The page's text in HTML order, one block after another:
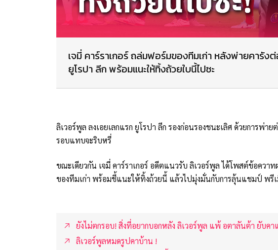
เจมี่ คาร์ราเกอร์ ถล่มฟอร์มของทีมเก่า หลังพ่ายคารั
ยูโรปา ลีก พร้อมแนะให้ทิ้งถ้วยใบนี้ไปซะ
ลิเวอร์พูล ลงเอยเลกแรก ยูโรปา ลีก รองก่อนรองชนะเลิศ ด้วยการพ่า
รอบแทบจะริบหรี่
ขณะเดียวกัน เจมี่ คาร์ราเกอร์ อดีตแนวรับ ลิเวอร์พูล ได้โพสต์ข้อควา
ของทีมเก่า พร้อมชี้แนะให้ทิ้งถ้วยนี้ แล้วไปมุ่งมั่นกับการลุ้นแชมป์ พรีเ
ยังไม่ตกรอบ! สิ่งที่อยากบอกหลัง ลิเวอร์พูล แพ้ อตาลันต้า ยับค
ลิเวอร์พูลหมดรูปคาบ้าน !